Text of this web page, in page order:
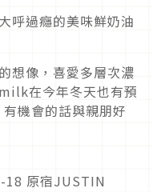
呼過癮的美味鮮奶油
想像，喜愛多層次濃
在今年冬天也有預
機會的話與親朋好
18 原宿JUSTIN